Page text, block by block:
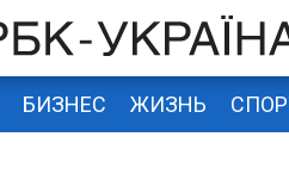
БИЗНЕС ЖИЗНЬ